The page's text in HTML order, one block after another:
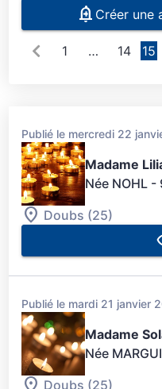
Créer une
1 … 14 15
Publié le mercredi 22
Madame
Née NOHL -
Doubs (25)
Publié le mardi 21 janvier
Madame
Née
Doubs (25)